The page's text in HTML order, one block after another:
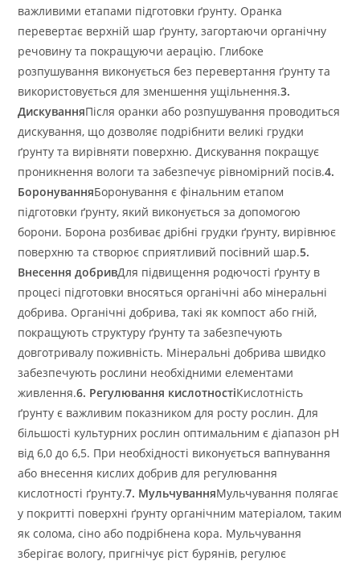
важливими етапами підготовки ґрунту. Оранка
перевертає верхній шар ґрунту, загортаючи органічну
речовину та покращуючи аерацію. Глибоке
розпушування виконується без перевертання ґрунту та
використовується для зменшення ущільнення.3.
ДискуванняПісля оранки або розпушування проводиться
дискування, що дозволяє подрібнити великі грудки
ґрунту та вирівняти поверхню. Дискування покращує
проникнення вологи та забезпечує рівномірний посів.4.
БоронуванняБоронування є фінальним етапом
підготовки ґрунту, який виконується за допомогою
борони. Борона розбиває дрібні грудки ґрунту, вирівнює
поверхню та створює сприятливий посівний шар.5.
Внесення добривДля підвищення родючості ґрунту в
процесі підготовки вносяться органічні або мінеральні
добрива. Органічні добрива, такі як компост або гній,
покращують структуру ґрунту та забезпечують
довготривалу поживність. Мінеральні добрива швидко
забезпечують рослини необхідними елементами
живлення.6. Регулювання кислотностіКислотність
ґрунту є важливим показником для росту рослин. Для
більшості культурних рослин оптимальним є діапазон pH
від 6,0 до 6,5. При необхідності виконується вапнування
або внесення кислих добрив для регулювання
кислотності ґрунту.7. МульчуванняМульчування полягає
у покритті поверхні ґрунту органічним матеріалом, таким
як солома, сіно або подрібнена кора. Мульчування
зберігає вологу, пригнічує ріст бурянів, регулює